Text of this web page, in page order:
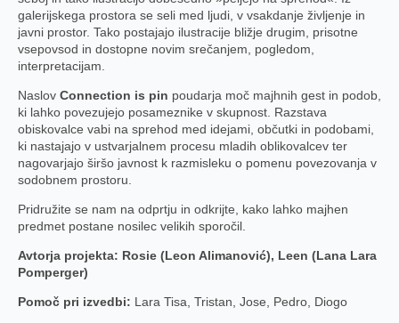
galerijskega prostora se seli med ljudi, v vsakdanje življenje in
javni prostor. Tako postajajo ilustracije bližje drugim, prisotne
vsepovsod in dostopne novim srečanjem, pogledom,
interpretacijam.
Naslov Connection is pin poudarja moč majhnih gest in podob,
ki lahko povezujejo posameznike v skupnost. Razstava
obiskovalce vabi na sprehod med idejami, občutki in podobami,
ki nastajajo v ustvarjalnem procesu mladih oblikovalcev ter
nagovarjajo širšo javnost k razmisleku o pomenu povezovanja v
sodobnem prostoru.
Pridružite se nam na odprtju in odkrijte, kako lahko majhen
predmet postane nosilec velikih sporočil.
Avtorja projekta: Rosie (Leon Alimanović), Leen (Lana Lara
Pomperger)
Pomoč pri izvedbi: Lara Tisa, Tristan, Jose, Pedro, Diogo